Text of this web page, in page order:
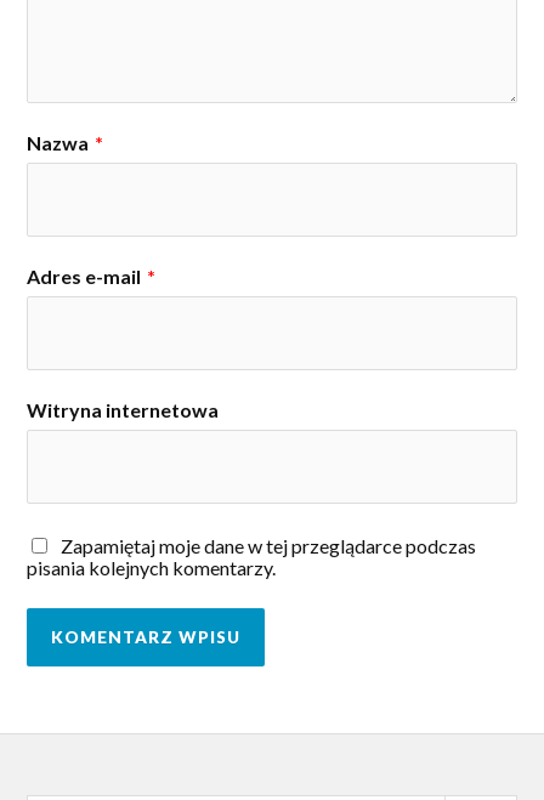
Nazwa *
Adres e-mail *
Witryna internetowa
Zapamiętaj moje dane w tej przeglądarce podczas
pisania kolejnych komentarzy.